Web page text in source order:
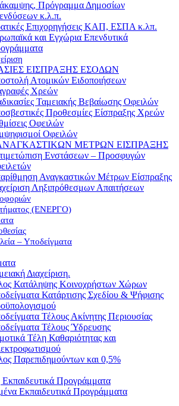
Πρόγραμμα Δημοσίων
κ.λ.π.
Επιχορηγήσεις ΚΑΠ, ΕΣΠΑ κ.λπ.
και Εγχώρια Επενδυτικά
ΕΙΣΠΡΑΞΗΣ ΕΣΟΔΩΝ
Ατομικών Ειδοποιήσεων
Χρεών
Ταμειακής Βεβαίωσης Οφειλών
Προθεσμίες Είσπραξης Χρεών
Οφειλών
Οφειλών
ΜΕΤΡΩΝ ΕΙΣΠΡΑΞΗΣ
Ενστάσεων – Προσφυγών
Αναγκαστικών Μέτρων Είσπραξης
Ληξιπρόθεσμων Απαιτήσεων
(ΕΝΕΡΓΟ)
– Υποδείγματα
Διαχείριση.
Κατάληψης Κοινοχρήστων Χώρων
Κατάρτισης Σχεδίου & Ψήφισης
Τέλους Ακίνητης Περιουσίας
Τέλους Ύδρευσης
Τέλη Καθαριότητας και
Παρεπιδημούντων και 0,5%
Προγράμματα
Εκπαιδευτικά Προγράμματα